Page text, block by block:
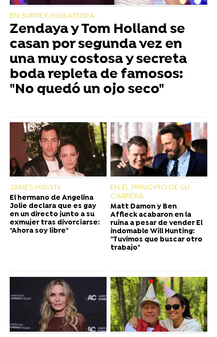
EN SURREY, INGLATERRA
Zendaya y Tom Holland se
casan por segunda vez en
una muy costosa y secreta
boda repleta de famosos:
"No quedó un ojo seco"
JAMES HAVEN
El hermano de Angelina
Jolie declara que es gay
en un directo junto a su
exmujer tras divorciarse:
"Ahora soy libre"
EN EL PRINCIPIO DE SU
CARRERA
Matt Damon y Ben
Affleck acabaron en la
ruina a pesar de vender El
indomable Will Hunting:
"Tuvimos que buscar otro
trabajo"